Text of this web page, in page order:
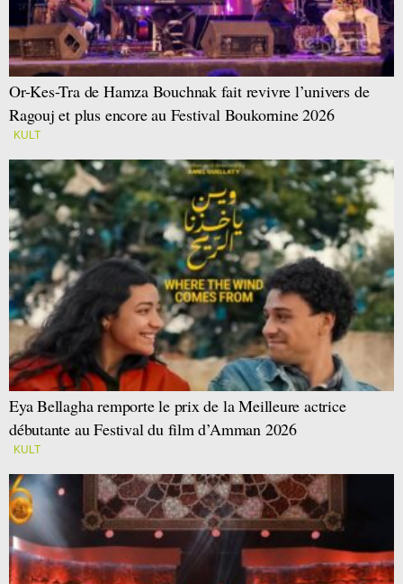
Or-Kes-Tra de Hamza Bouchnak fait revivre l’univers de
Ragouj et plus encore au Festival Boukornine 2026
KULT
Eya Bellagha remporte le prix de la Meilleure actrice
débutante au Festival du film d’Amman 2026
KULT